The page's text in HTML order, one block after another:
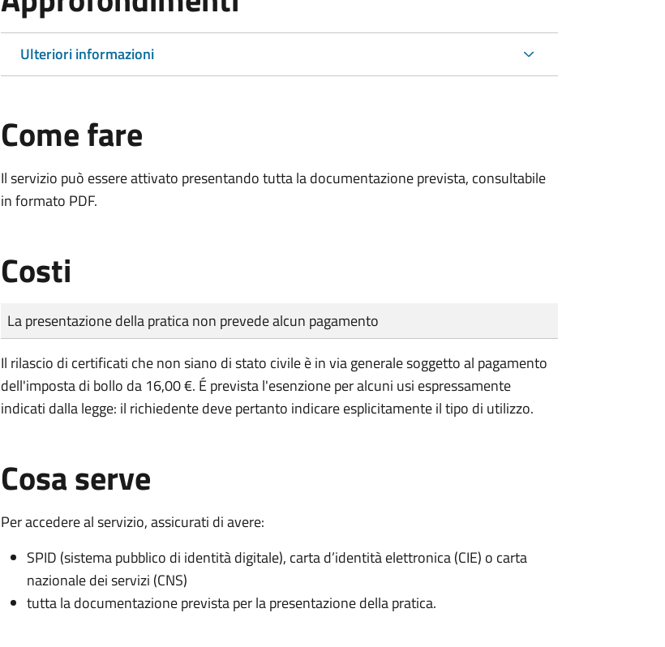
Ulteriori informazioni
Come fare
Il servizio può essere attivato presentando tutta la documentazione prevista, consultabile
in formato PDF.
Costi
Tipo di pagamento
Importo
La presentazione della pratica non prevede alcun pagamento
Il rilascio di certificati che non siano di stato civile è in via generale soggetto al pagamento
dell'imposta di bollo da 16,00 €. É prevista l'esenzione per alcuni usi espressamente
indicati dalla legge: il richiedente deve pertanto indicare esplicitamente il tipo di utilizzo.
Cosa serve
Per accedere al servizio, assicurati di avere:
SPID (sistema pubblico di identità digitale), carta d’identità elettronica (CIE) o carta
nazionale dei servizi (CNS)
tutta la documentazione prevista per la presentazione della pratica.